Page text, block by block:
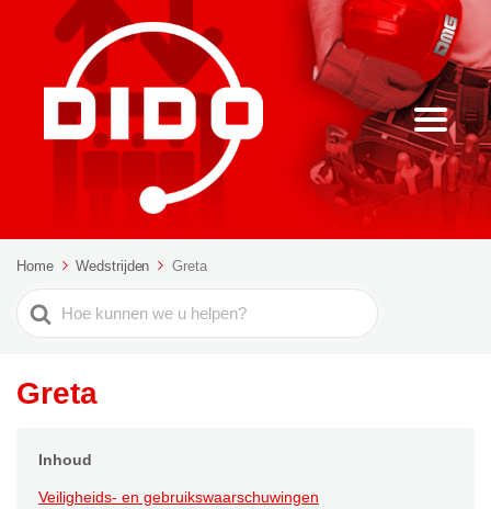
Home Wedstrijden Greta
Zoeken
naar
Greta
Inhoud
Veiligheids- en gebruikswaarschuwingen